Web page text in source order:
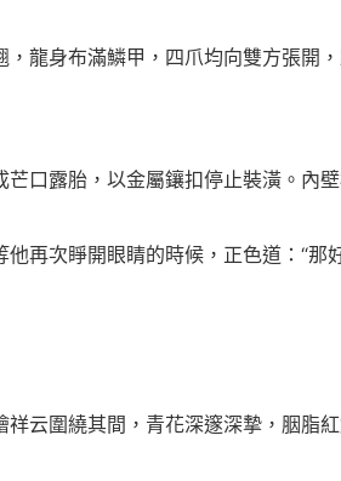
龍身布滿鱗甲，四爪均向雙方張開
口露胎，以金屬鑲扣停止裝潢。內
再次睜開眼睛的時候，正色道：“那
云圍繞其間，青花深邃深摯，胭脂